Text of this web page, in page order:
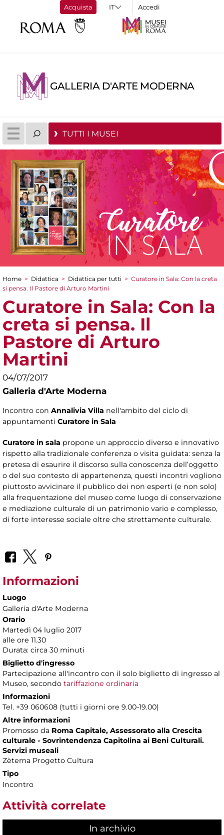
Acquista Accedi
GALLERIA D'ARTE MODERNA
TUTTI I MUSEI
Tu sei qui
Home > Didattica > Didattica per tutti > Curatore in Sala: Con la creta
si pensa. Il Pastore di Arturo Martini
Curatore in Sala: Con la
creta si pensa. Il
Pastore di Arturo
Martini
04/07/2017
Galleria d'Arte Moderna
Incontro con Annalivia Villa nell'ambito del ciclo di
appuntamenti Curatore in Sala
Curatore in sala propone un approccio diverso e innovativo
rispetto alla tradizionale conferenza o visita guidata: senza la
pretesa di esaurire il discorso sulla conoscenza dell’oggetto
o del suo contesto di appartenenza, questi incontri vogliono
piuttosto avvicinare il pubblico dei non esperti (e non solo)
alla frequentazione del museo come luogo di conservazione
e mediazione culturale di un patrimonio vario e complesso,
di forte interesse sociale oltre che strettamente culturale.
Informazioni
Luogo
Galleria d'Arte Moderna
Orario
Martedì 04 luglio 2017
alle ore 11.30
Durata: circa 30 minuti
Biglietto d'ingresso
Partecipazione all'incontro con il solo biglietto di ingresso al
Museo, secondo tariffazione ordinaria
Informazioni
Tel. +39 060608 (tutti i giorni ore 9.00-19.00)
Altre informazioni
Promosso da Roma Capitale, Assessorato alla Crescita
culturale - Sovrintendenza Capitolina ai Beni Culturali.
Servizi museali
Zètema Progetto Cultura
Tipo
Incontro
Attività correlate
In archivio